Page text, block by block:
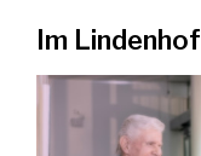
Im Lindenhof